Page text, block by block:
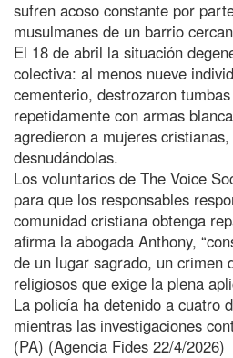
sufren acoso constante por
musulmanes de un barrio
El 18 de abril la situación
colectiva: al menos nueve
cementerio, destrozaron
repetidamente con armas
agredieron a mujeres
desnudándolas.
Los voluntarios de The Voice
para que los responsables
comunidad cristiana obtenga
afirma la abogada Anthony,
de un lugar sagrado, un crimen
religiosos que exige la plena
La policía ha detenido a cuatro
mientras las investigaciones
(PA) (Agencia Fides 22/4/2026)